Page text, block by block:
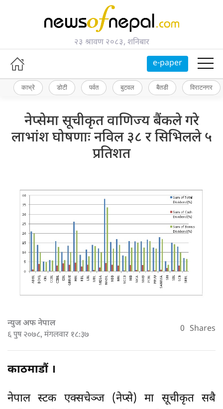
२३ श्रावण २०८३, शनिबार
e-paper
काभ्रे डोटी पर्वत बुटवल बैतडी विराटनगर
नेप्सेमा सूचीकृत वाणिज्य बैंकले गरे
लाभांश घोषणाः नविल ३८ र सिभिलले ५
प्रतिशत
न्युज अफ नेपाल
६ पुष २०७८, मंगलवार १८:३७ 0 Shares
काठमाडौं ।
नेपाल स्टक एक्सचेञ्ज (नेप्से) मा सूचीकृत सबै